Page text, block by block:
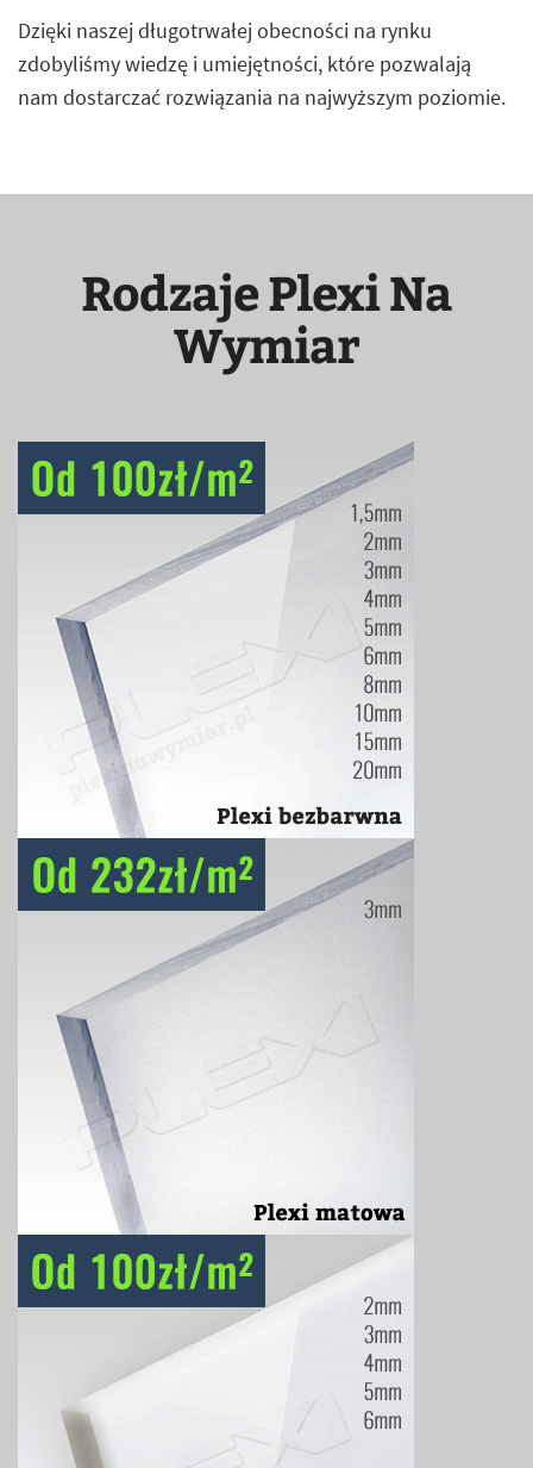
Dzięki naszej długotrwałej obecności na rynku
zdobyliśmy wiedzę i umiejętności, które pozwalają
nam dostarczać rozwiązania na najwyższym poziomie.
Rodzaje Plexi Na
Wymiar